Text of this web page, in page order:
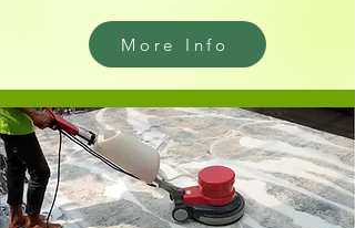
More Info